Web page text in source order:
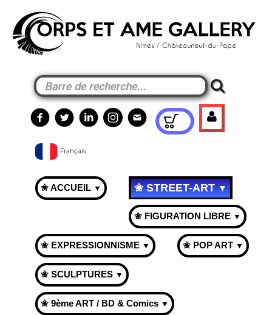
Français
✬ ACCUEIL ▼ ✬ STREET-ART▼
✬ FIGURATION LIBRE ▼
✬ EXPRESSIONNISME ▼ ✬ POP ART ▼
✬ SCULPTURES ▼
✬ 9ème ART / BD & Comics ▼